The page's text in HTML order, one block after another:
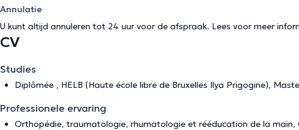
Annulatie
U kunt altijd annuleren tot 24 uur voor de afspraak. Lees voor meer
CV
Studies
Diplômée , HELB (Haute école libre de Bruxelles Ilya Prigogine),
Professionele ervaring
Orthopédie, traumatologie, rhumatologie et rééducation de la main,